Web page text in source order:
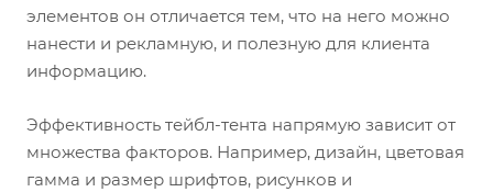
элементов он отличается тем, что на него можно
нанести и рекламную, и полезную для клиента
информацию.
Эффективность тейбл-тента напрямую зависит от
множества факторов. Например, дизайн, цветовая
гамма и размер шрифтов, рисунков и